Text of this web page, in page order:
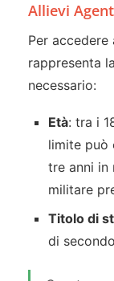
Allievi
Per
rappresenta
necessario:
Età: tra i
limite può
tre anni in
militare
Titolo di
di